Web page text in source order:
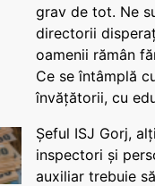
grav de tot. Ne
directorii
oamenii rămân
Ce se întâmplă
învățătorii, cu
Șeful ISJ Gorj,
inspectori și
auxiliar trebuie